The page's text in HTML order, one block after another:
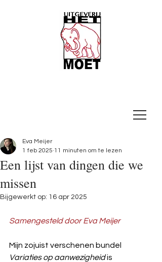
Een lijst van dingen die we
missen
Eva Meijer
1 feb 2025 11 minuten om te lezen
Bijgewerkt op: 16 apr 2025
Samengesteld door Eva Meijer
Mijn zojuist verschenen bundel
Variaties op aanwezigheid is